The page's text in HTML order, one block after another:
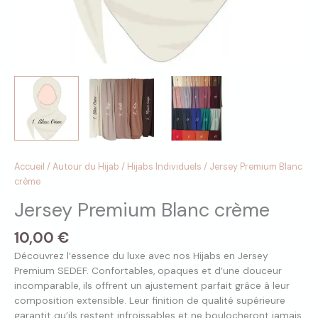
Accueil /Autour du Hijab / Hijabs Individuels / Jersey Premium Blanc
crème
Jersey Premium Blanc crème
10,00 €
Découvrez l’essence du luxe avec nos Hijabs en Jersey
Premium SEDEF. Confortables, opaques et d’une douceur
incomparable, ils offrent un ajustement parfait grâce à leur
composition extensible. Leur finition de qualité supérieure